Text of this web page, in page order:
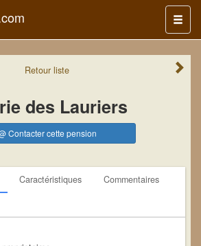
Menu
Retourliste
des Lauriers
Contacter cette pension
Caractéristiques
Commentaires